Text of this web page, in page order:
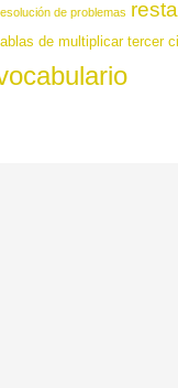
de problemas
de multiplicar tercer